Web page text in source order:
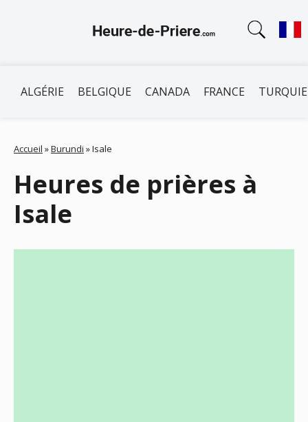
ALGÉRIE BELGIQUE CANADA FRANCE TURQUIE
Accueil »Burundi »Isale
Heures de prières à
Isale